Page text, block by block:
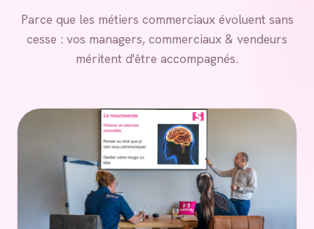
Parce que les métiers commerciaux évoluent sans
cesse : vos managers, commerciaux & vendeurs
méritent d'être accompagnés.